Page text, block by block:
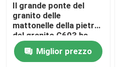
tessere di vetro
colonne di pietra naturali
Il grande ponte del
granito delle
mattonelle della pietra
del granito G603 ha
visto la tolleranza di
spessore di +/-1mm
Miglior prezzo